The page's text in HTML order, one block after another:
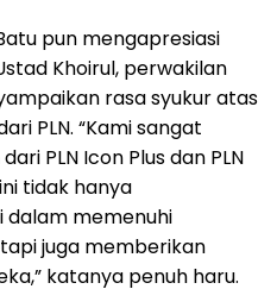
pun mengapresiasi
Khoirul, perwakilan
rasa syukur atas
PLN. “Kami sangat
PLN Icon Plus dan PLN
tidak hanya
dalam memenuhi
juga memberikan
katanya penuh haru.